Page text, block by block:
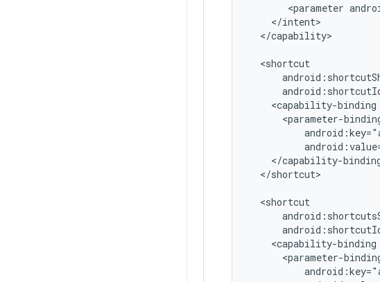
<parameter
</capability>
<capability-binding
</shortcut>
<capability-binding